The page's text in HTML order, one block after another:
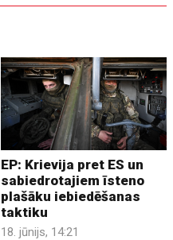
EP: Krievija pret ES un
sabiedrotajiem īsteno
plašāku iebiedēšanas
taktiku
18. jūnijs, 14:21